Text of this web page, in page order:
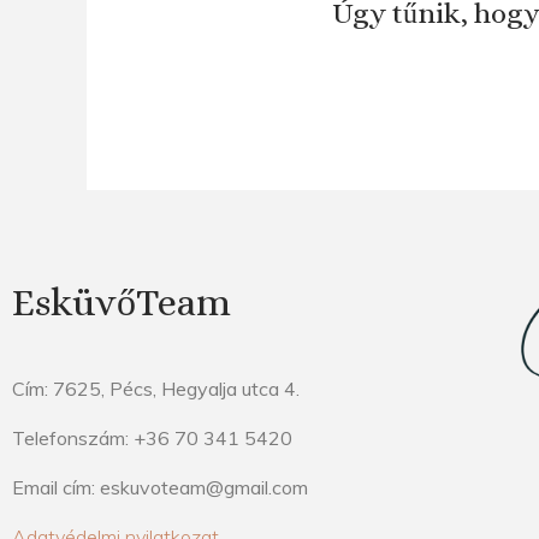
Úgy tűnik,
EsküvőTeam
Cím: 7625, Pécs, Hegyalja utca 4.
Telefonszám: +36 70 341 5420
Email cím: eskuvoteam@gmail.com